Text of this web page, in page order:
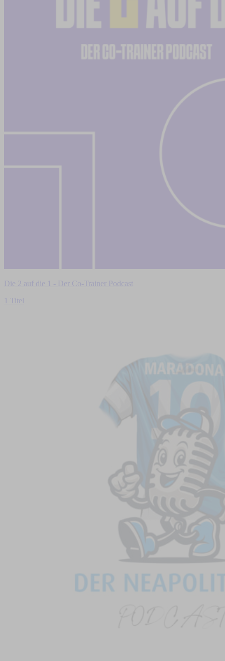
Die 2 auf die 1 - Der Co-Trainer Podcast
1 Titel